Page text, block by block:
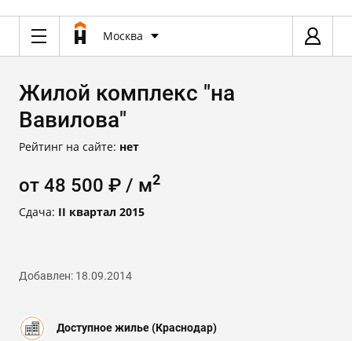
Москва
Жилой комплекс "на
Вавилова"
Рейтинг на сайте: нет
от 48 500 ₽ / м2
Сдача: II квартал 2015
Добавлен: 18.09.2014
Доступное жилье (Краснодар)